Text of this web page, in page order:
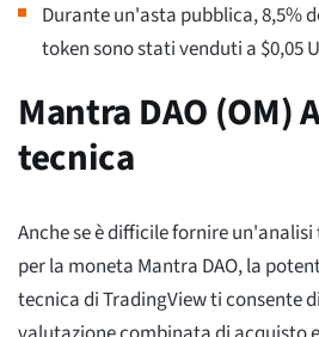
Durante un'asta pubblica, 8,5%
token sono stati venduti a $0,05
Mantra DAO (OM)
tecnica
Anche se è difficile fornire
per la moneta Mantra DAO, la
tecnica di TradingView ti consente